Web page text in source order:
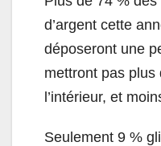
d’argent cette
déposeront une
mettront pas plus
l’intérieur, et
Seulement 9 %